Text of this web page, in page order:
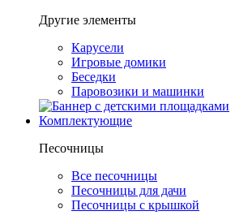
Другие элементы
Карусели
Игровые домики
Беседки
Паровозики и машинки
Комплектующие
Песочницы
Все песочницы
Песочницы для дачи
Песочницы с крышкой